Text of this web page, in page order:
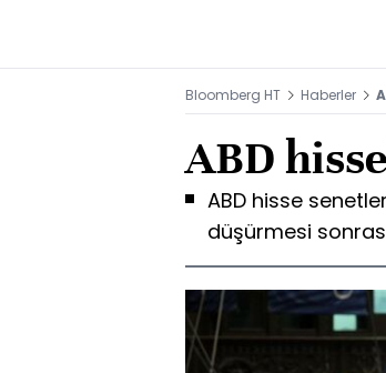
Bloomberg HT Haberler
ABD
ABD hisse
düşürmesi